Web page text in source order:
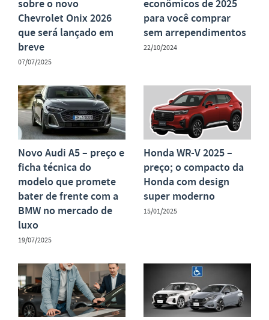
sobre o novo
Chevrolet Onix 2026
que será lançado em
breve
07/07/2025
econômicos de 2025
para você comprar
sem arrependimentos
22/10/2024
Novo Audi A5 – preço e
ficha técnica do
modelo que promete
bater de frente com a
BMW no mercado de
luxo
19/07/2025
Honda WR-V 2025 –
preço; o compacto da
Honda com design
super moderno
15/01/2025